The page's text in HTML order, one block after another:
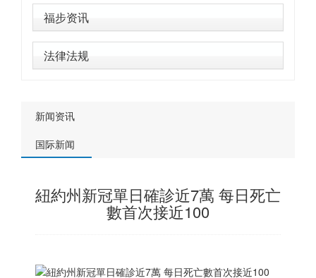
福步资讯
法律法规
新闻资讯
国际新闻
紐約州新冠單日確診近7萬 每日死亡
數首次接近100